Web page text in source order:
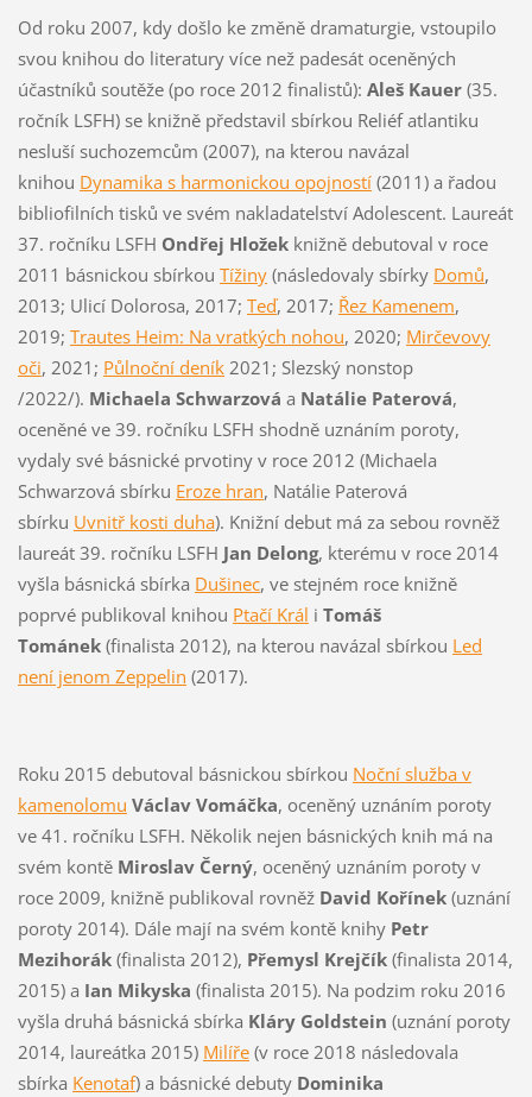
Od roku 2007, kdy došlo ke změně dramaturgie, vstoupilo
svou knihou do literatury více než padesát oceněných
účastníků soutěže (po roce 2012 finalistů): Aleš Kauer(35.
ročník LSFH) se knižně představil sbírkou Reliéf atlantiku
nesluší suchozemcům (2007), na kterou navázal
knihou Dynamika s harmonickou opojností(2011) a řadou
bibliofilních tisků ve svém nakladatelství Adolescent. Laureát
37. ročníku LSFH Ondřej Hložekknižně debutoval v roce
2011 básnickou sbírkou Tížiny(následovaly sbírky Domů,
2013; Ulicí Dolorosa, 2017; Teď, 2017; Řez Kamenem,
2019; Trautes Heim: Na vratkých nohou, 2020; Mirčevovy
oči, 2021; Půlnoční deník2021; Slezský nonstop
/2022/). Michaela Schwarzová a Natálie Paterová,
oceněné ve 39. ročníku LSFH shodně uznáním poroty,
vydaly své básnické prvotiny v roce 2012 (Michaela
Schwarzová sbírku Eroze hran, Natálie Paterová
sbírku Uvnitř kosti duha). Knižní debut má za sebou rovněž
laureát 39. ročníku LSFH Jan Delong, kterému v roce 2014
vyšla básnická sbírka Dušinec, ve stejném roce knižně
poprvé publikoval knihou Ptačí Král i Tomáš
Tománek(finalista 2012), na kterou navázal sbírkou Led
není jenom Zeppelin (2017).
Roku 2015 debutoval básnickou sbírkou Noční služba v
kamenolomu Václav Vomáčka, oceněný uznáním poroty
ve 41. ročníku LSFH. Několik nejen básnických knih má na
svém kontě Miroslav Černý, oceněný uznáním poroty v
roce 2009, knižně publikoval rovněž David Kořínek(uznání
poroty 2014). Dále mají na svém kontě knihy Petr
Mezihorák(finalista 2012), Přemysl Krejčík(finalista 2014,
2015) a Ian Mikyska (finalista 2015). Na podzim roku 2016
vyšla druhá básnická sbírka Kláry Goldstein (uznání poroty
2014, laureátka 2015) Milíře(v roce 2018 následovala
sbírka Kenotaf) a básnické debuty Dominika